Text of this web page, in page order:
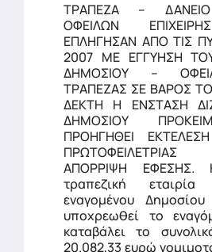
ΤΡΑΠΕΖΑ –
ΟΦΕΙΛΩΝ
ΕΠΛΗΓΗΣΑΝ ΑΠΟ ΤΙΣ
2007 ΜΕ ΕΓΓΥΗΣΗ
ΔΗΜΟΣΙΟΥ –
ΤΡΑΠΕΖΑΣ ΣΕ ΒΑΡΟΣ
ΔΕΚΤΗ Η ΕΝΣΤΑΣΗ
ΔΗΜΟΣΙΟΥ
ΠΡΟΗΓΗΘΕΙ
ΠΡΩΤΟΦΕΙΛΕΤΡΙΑΣ
ΑΠΟΡΡΙΨΗ ΕΦΕΣΗΣ.
τραπεζική
εναγομένου
υποχρεωθεί το
καταβάλει το
20.082,33 ευρώ